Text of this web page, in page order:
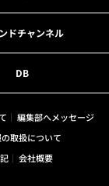
ドチャンネル
DB
編集部へメッセージ
取扱について
会社概要